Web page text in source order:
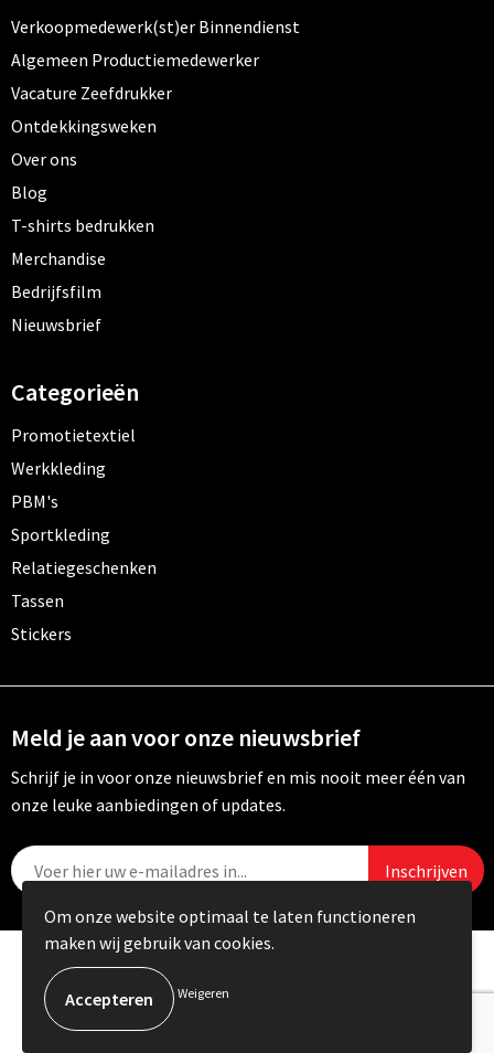
Verkoopmedewerk(st)er Binnendienst
Algemeen Productiemedewerker
Vacature Zeefdrukker
Ontdekkingsweken
Over ons
Blog
T-shirts bedrukken
Merchandise
Bedrijfsfilm
Nieuwsbrief
Categorieën
Promotietextiel
Werkkleding
PBM's
Sportkleding
Relatiegeschenken
Tassen
Stickers
Meld je aan voor onze nieuwsbrief
Schrijf je in voor onze nieuwsbrief en mis nooit meer één van
onze leuke aanbiedingen of updates.
© Copyright Carebo 2026
Om onze website optimaal te laten functioneren
maken wij gebruik van cookies.
Weigeren